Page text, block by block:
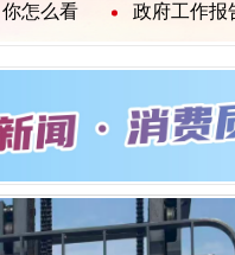
占据舆论C位 经济社会